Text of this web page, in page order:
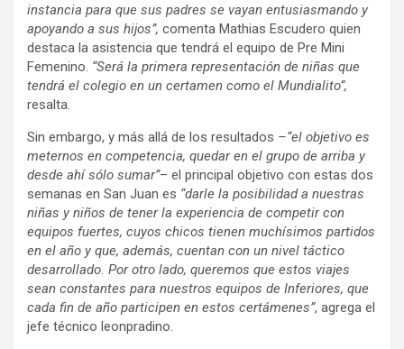
instancia para que sus padres se vayan entusiasmando y
apoyando a sus hijos”, comenta Mathias Escudero quien
destaca la asistencia que tendrá el equipo de Pre Mini
Femenino. “Será la primera representación de niñas que
tendrá el colegio en un certamen como el Mundialito”,
resalta.
Sin embargo, y más allá de los resultados –“el objetivo es
meternos en competencia, quedar en el grupo de arriba y
desde ahí sólo sumar”– el principal objetivo con estas dos
semanas en San Juan es “darle la posibilidad a nuestras
niñas y niños de tener la experiencia de competir con
equipos fuertes, cuyos chicos tienen muchísimos partidos
en el año y que, además, cuentan con un nivel táctico
desarrollado. Por otro lado, queremos que estos viajes
sean constantes para nuestros equipos de Inferiores, que
cada fin de año participen en estos certámenes”, agrega el
jefe técnico leonpradino.